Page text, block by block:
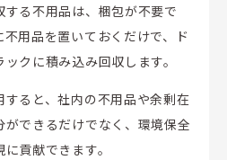
る不用品は、梱包が不要で
用品を置いておくだけで、ド
クに積み込み回収します。
ると、社内の不用品や余剰在
できるだけでなく、環境保全
貢献できます。